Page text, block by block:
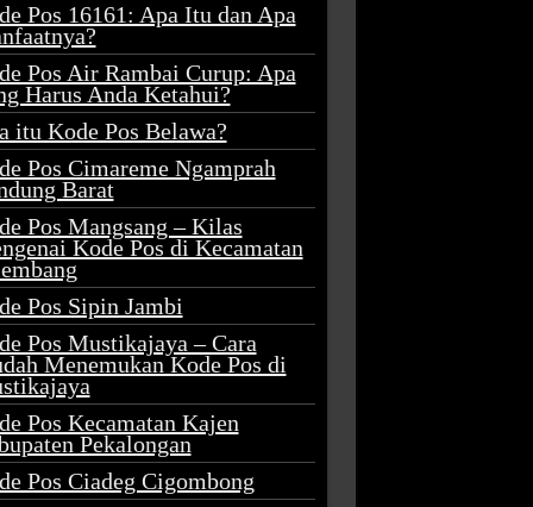
Pos 16161: Apa Itu dan Apa
Pos Air Rambai Curup: Apa
Harus Anda Ketahui?
itu Kode Pos Belawa?
Pos Cimareme Ngamprah
Barat
Pos Mangsang – Kilas
Kode Pos di Kecamatan
Pos Sipin Jambi
Pos Mustikajaya – Cara
Menemukan Kode Pos di
Pos Kecamatan Kajen
Pekalongan
Pos Ciadeg Cigombong